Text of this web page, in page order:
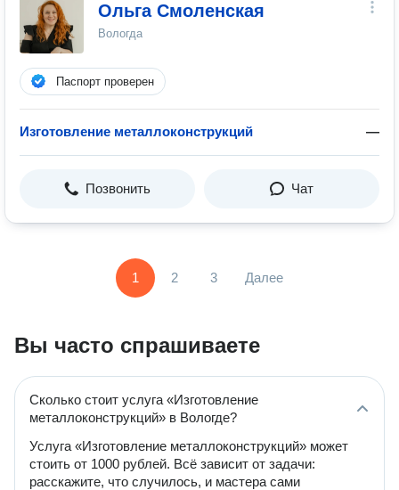
Ольга Смоленская
Вологда
Паспорт проверен
Изготовление металлоконструкций —
Позвонить Чат
1 2 3 Далее
Вы часто спрашиваете
Сколько стоит услуга «Изготовление
металлоконструкций» в Вологде?
Услуга «Изготовление металлоконструкций» может
стоить от 1000 рублей. Всё зависит от задачи:
расскажите, что случилось, и мастера сами